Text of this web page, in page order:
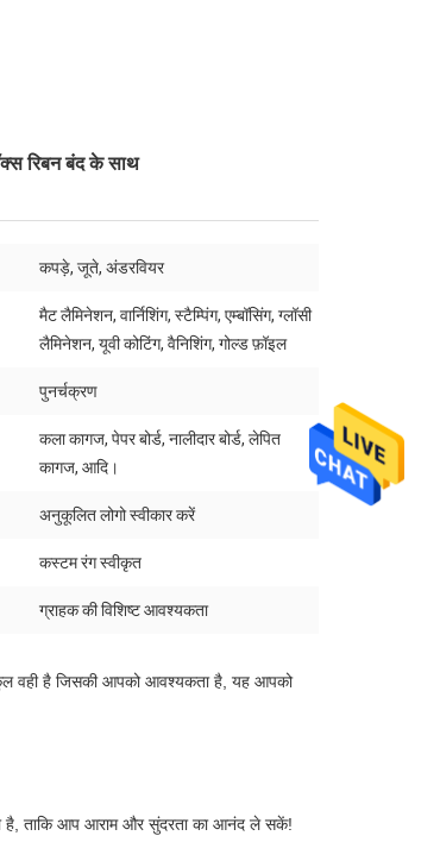
रिबन बंद के साथ
कपड़े, जूते, अंडरवियर
मैट लैमिनेशन, वार्निशिंग, स्टैम्पिंग, एम्बॉसिंग, ग्लॉसी
लैमिनेशन, यूवी कोटिंग, वैनिशिंग, गोल्ड फ़ॉइल
पुनर्चक्रण
कला कागज, पेपर बोर्ड, नालीदार बोर्ड, लेपित
कागज, आदि।
अनुकूलित लोगो स्वीकार करें
कस्टम रंग स्वीकृत
ग्राहक की विशिष्ट आवश्यकता
वही है जिसकी आपको आवश्यकता है, यह आपको
है, ताकि आप आराम और सुंदरता का आनंद ले सकें!